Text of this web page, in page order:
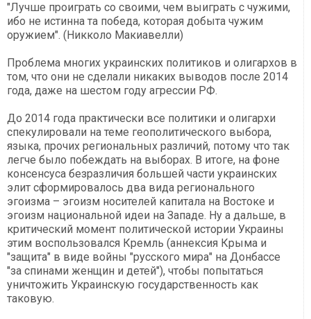
"Лучше проиграть со своими, чем выиграть с чужими,
ибо не истинна та победа, которая добыта чужим
оружием". (Никколо Макиавелли)
Проблема многих украинских политиков и олигархов в
том, что они не сделали никаких выводов после 2014
года, даже на шестом году агрессии РФ.
До 2014 года практически все политики и олигархи
спекулировали на теме геополитического выбора,
языка, прочих региональных различий, потому что так
легче было побеждать на выборах. В итоге, на фоне
консенсуса безразличия большей части украинских
элит сформировалось два вида регионального
эгоизма – эгоизм носителей капитала на Востоке и
эгоизм национальной идеи на Западе. Ну а дальше, в
критический момент политической истории Украины
этим воспользовался Кремль (аннексия Крыма и
"защита" в виде войны "русского мира" на Донбассе
"за спинами женщин и детей"), чтобы попытаться
уничтожить Украинскую государственность как
таковую.